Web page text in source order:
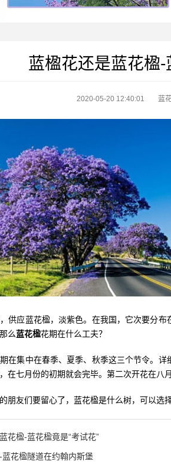
蓝楹花还是蓝花楹-
2020-05-20 12:40:01 蓝
供应蓝花楹，淡紫色。在我国，它次要分
么蓝花楹花期在什么工夫？
在集中在春季、夏季、秋季这三个节令。
在七月份的初期就会完毕。第二次开花在八
朋友们要留心了，蓝花楹是什么树，可以选
花楹-蓝花楹竟是“考试花”
花楹隧道在约翰内斯堡